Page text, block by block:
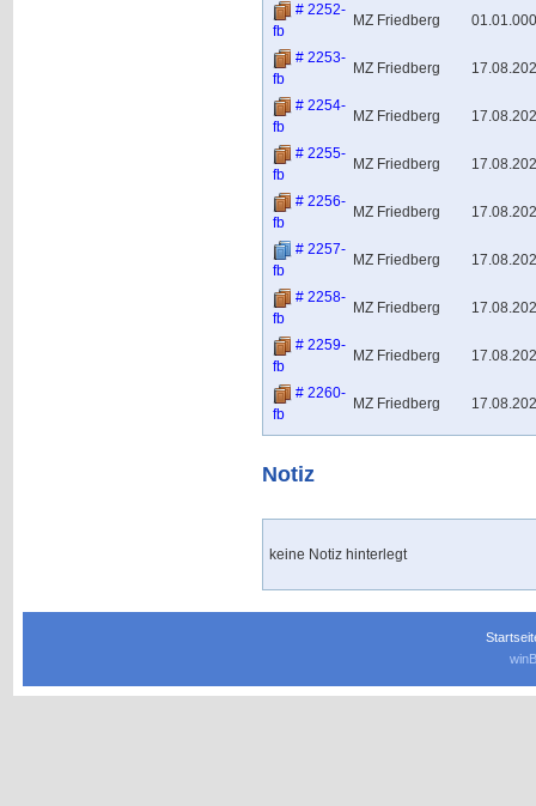
# 2252-
fb
MZ Friedberg
# 2253-
fb
MZ Friedberg
# 2254-
fb
MZ Friedberg
# 2255-
fb
MZ Friedberg
# 2256-
fb
MZ Friedberg
# 2257-
fb
MZ Friedberg
# 2258-
fb
MZ Friedberg
# 2259-
fb
MZ Friedberg
# 2260-
fb
MZ Friedberg
Notiz
keine Notiz hinterlegt